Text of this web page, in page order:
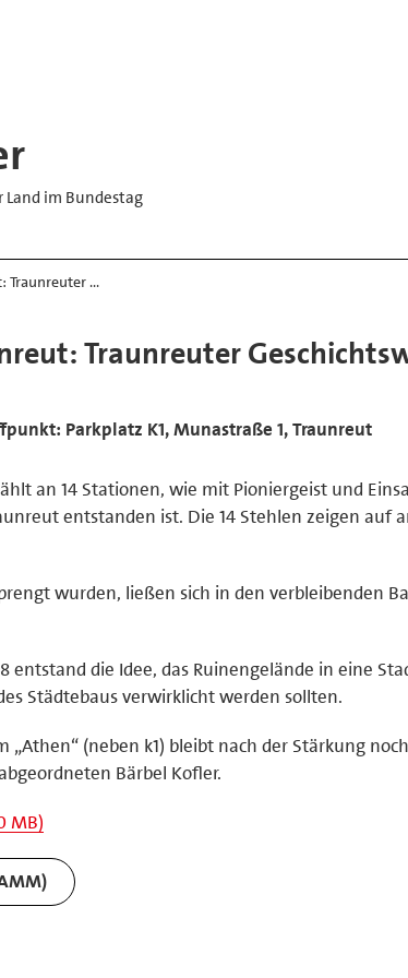
Land im Bundestag
Traunreuter …
Traunreuter
Parkplatz K1, Munastraße 1, Traunreut
an 14 Stationen, wie mit Pioniergeist und
entstanden ist. Die 14 Stehlen zeigen auf
wurden, ließen sich in den verbleibenden
entstand die Idee, das Ruinengelände in eine
Städtebaus verwirklicht werden sollten.
„Athen“ (neben k1) bleibt nach der Stärkung
Bärbel Kofler.
MB)